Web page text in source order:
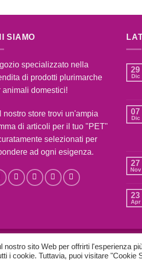
SIAMO
specializzato nella
di prodotti plurimarche
animali domestici!
nostro store trovi un'ampia
di articoli per il tuo "PET"
selezionati per
ad ogni esigenza.
29
Dic
07
Dic
27
Nov
23
Apr
2026 © COLPI DI CODA SHOP|BYUPPUNTO
nostro sito Web per offrirti l'esperienza
i cookie. Tuttavia, puoi visitare "Cookie